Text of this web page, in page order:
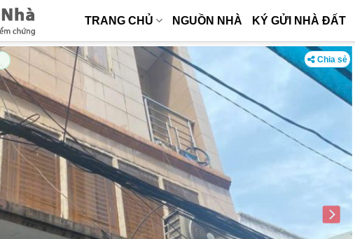
TRANG CHỦ NGUỒN NHÀ KÝ GỬI NHÀ ĐẤT
Chia sẻ